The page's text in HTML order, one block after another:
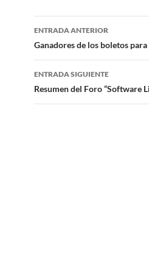
Navegación
de
entradas
ENTRADA ANTERIOR
Ganadores de los boletos
ENTRADA SIGUIENTE
Resumen del Foro “Software